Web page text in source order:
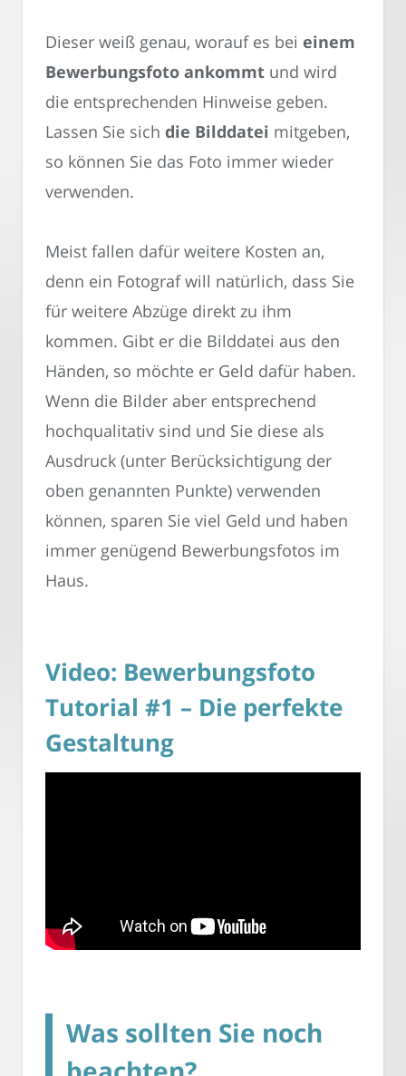
Dieser weiß genau, worauf es bei einem
Bewerbungsfoto ankommt und wird
die entsprechenden Hinweise geben.
Lassen Sie sich die Bilddatei mitgeben,
so können Sie das Foto immer wieder
verwenden.
Meist fallen dafür weitere Kosten an,
denn ein Fotograf will natürlich, dass Sie
für weitere Abzüge direkt zu ihm
kommen. Gibt er die Bilddatei aus den
Händen, so möchte er Geld dafür haben.
Wenn die Bilder aber entsprechend
hochqualitativ sind und Sie diese als
Ausdruck (unter Berücksichtigung der
oben genannten Punkte) verwenden
können, sparen Sie viel Geld und haben
immer genügend Bewerbungsfotos im
Haus.
Video: Bewerbungsfoto
Tutorial #1 – Die perfekte
Gestaltung
Was sollten Sie noch